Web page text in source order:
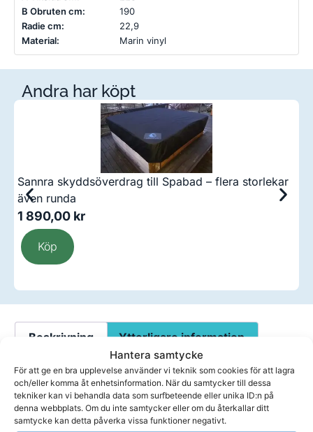
Hantera samtycke
För att ge en bra upplevelse använder vi teknik som cookies för att lagra
och/eller komma åt enhetsinformation. När du samtycker till dessa
tekniker kan vi behandla data som surfbeteende eller unika ID:n på
denna webbplats. Om du inte samtycker eller om du återkallar ditt
samtycke kan detta påverka vissa funktioner negativt.
B Obruten cm:
190
Radie cm:
22,9
Material:
Marin vinyl
Andra har köpt
Sannra skyddsöverdrag till Spabad – flera storlekar
även runda
1 890,00 kr
Köp
Beskrivning Ytterligare information
Lock till spabad med mått 225 cm x
190 cm och hörnradie 22,9 cm.
Ett genomtänkt spalock från Sannra™